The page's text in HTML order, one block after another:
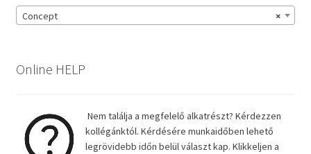
×
Concept
Online HELP
Nem találja a megfelelő alkatrészt? Kérdezzen
kollégánktól. Kérdésére munkaidőben lehető
legrövidebb időn belül választ kap. Klikkeljen a